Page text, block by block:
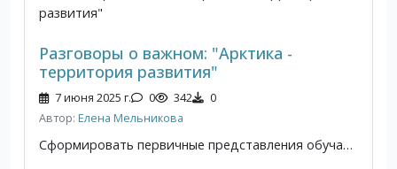
Разговоры о важном: "Арктика -
территория развития"
7 июня 2025 г. 0 342 0
Автор: Елена Мельникова
Сформировать первичные представления обучающихся об Арктике, об истории ее исследования и жизни людей.